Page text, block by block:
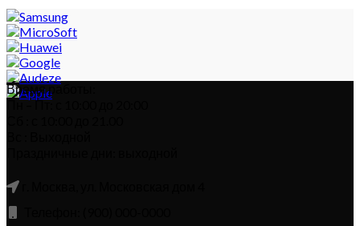
Время работы:
Пн – Пт: с 10:00 до 20:00